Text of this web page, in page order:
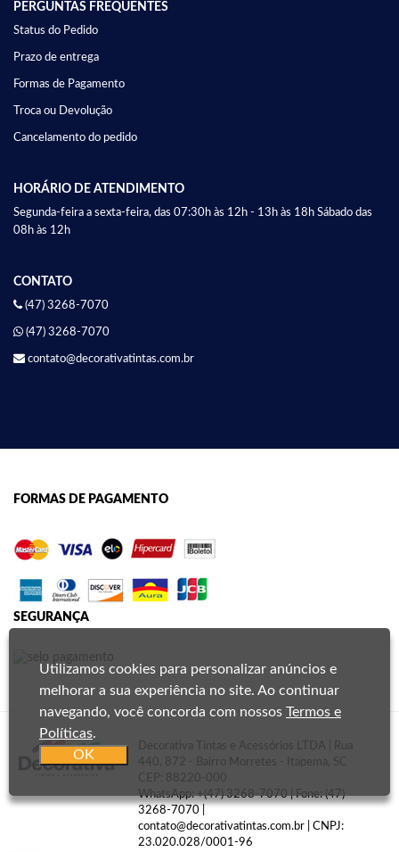
PERGUNTAS FREQUENTES
Status do Pedido
Prazo de entrega
Formas de Pagamento
Troca ou Devolução
Cancelamento do pedido
HORÁRIO DE ATENDIMENTO
Segunda-feira a sexta-feira, das 07:30h às 12h - 13h às 18h Sábado das
08h às 12h
CONTATO
(47) 3268-7070
(47) 3268-7070
contato@decorativatintas.com.br
FORMAS DE PAGAMENTO
SEGURANÇA
Decorativa Tintas e Acessórios LTDA | Rua
440, 872 - Bairro Morretes - Itapema, SC
CEP: 88220-000
WhatsApp:+(47) 3268-7070| Fone: (47)
3268-7070 |
contato@decorativatintas.com.br | CNPJ:
23.020.028/0001-96
Utilizamos cookies para personalizar anúncios e
melhorar a sua experiência no site. Ao continuar
navegando, você concorda com nossos Termos e
Políticas.
OK